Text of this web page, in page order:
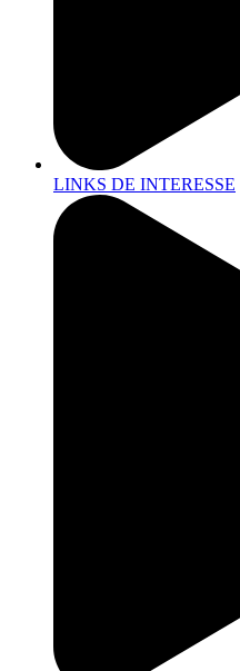
LINKS DE INTERESSE